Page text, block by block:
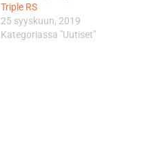
Triple RS
25 syyskuun, 2019
Kategoriassa "Uutiset"